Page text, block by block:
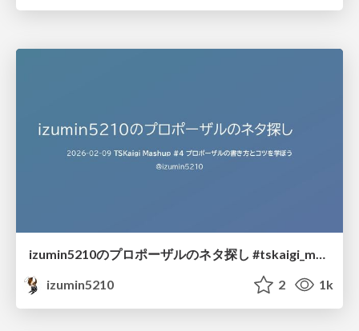
izumin5210
2 1k